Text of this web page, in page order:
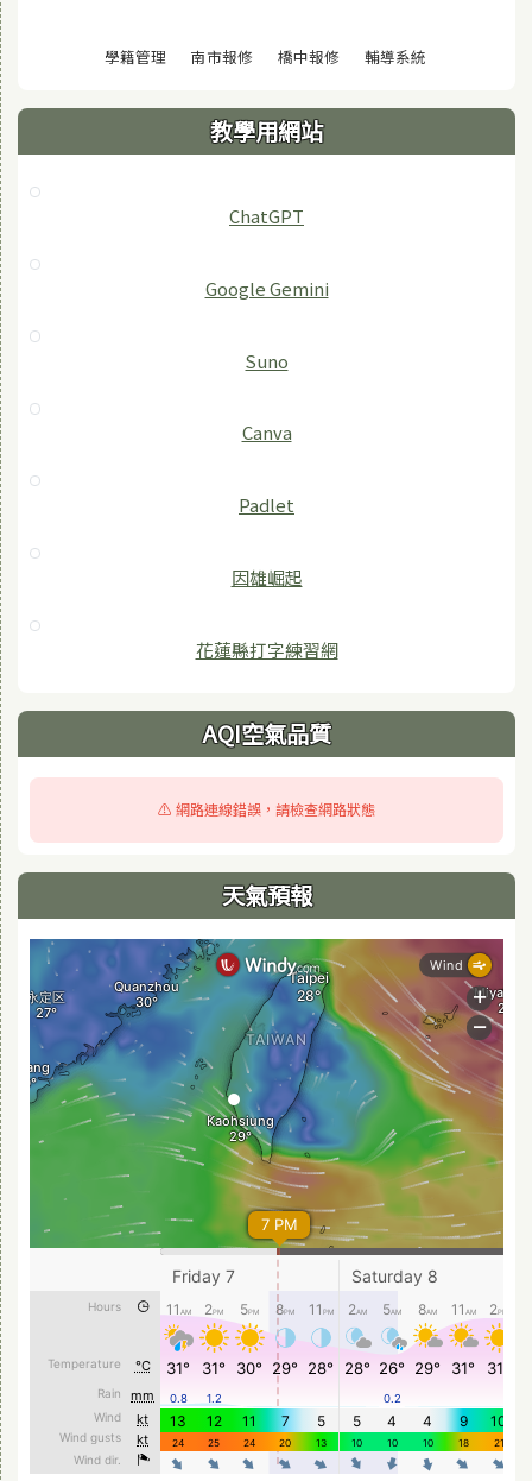
學籍管理(另開視窗)
南市報修(另開視窗)
橋中報修(另開視窗)
輔導系統(另開視窗)
教學用網站
ChatGPT
‎Google Gemini
Suno
Canva
Padlet
因雄崛起
花蓮縣打字練習網
AQI空氣品質
⚠️ 網路連線錯誤，請檢查網路狀態
天氣預報